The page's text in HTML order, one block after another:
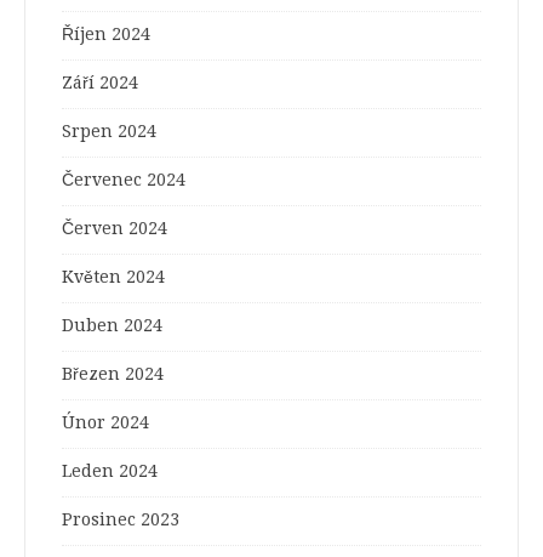
Říjen 2024
Září 2024
Srpen 2024
Červenec 2024
Červen 2024
Květen 2024
Duben 2024
Březen 2024
Únor 2024
Leden 2024
Prosinec 2023